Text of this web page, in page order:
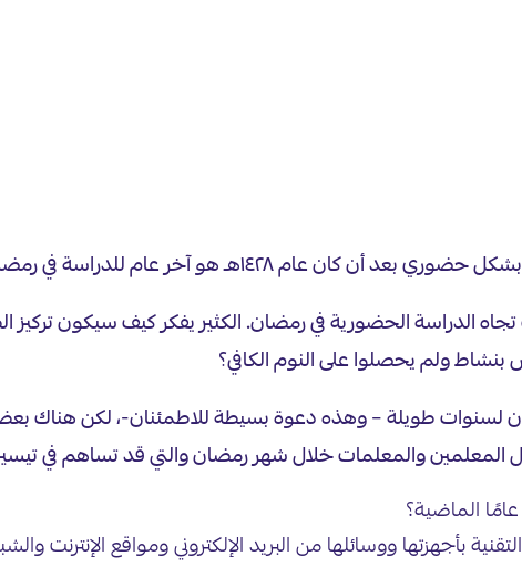
١٤٢٨هـ هو آخر عام للدراسة في رمضان.
الدراسة الحضورية في رمضان. الكثير يفكر كيف سيكون
ولم يحصلوا على النوم الكافي؟
لسنوات طويلة – وهذه دعوة بسيطة للاطمئنان-، لكن هناك
والمعلمات خلال شهر رمضان والتي قد تساهم في
الآن ولم يكن كذلك قبل ١٤ عامًا؟ إنها التقنية بأجهزتها ووسائلها من البريد